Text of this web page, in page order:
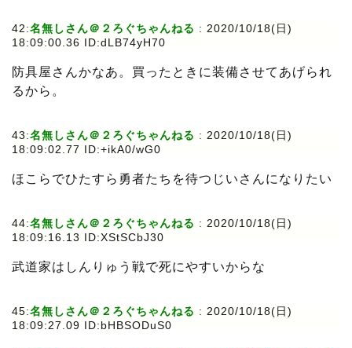
42:名無しさん＠２ろぐちゃんねる : 2020/10/18(日)
18:09:00.36 ID:dLB74yH70
防具屋さんかなあ。買ったときに装備させてあげられ
るから。
43:名無しさん＠２ろぐちゃんねる : 2020/10/18(日)
18:09:02.77 ID:+ikA0/wG0
ほこらでひたすら勇者たちを待つじいさんになりたい
44:名無しさん＠２ろぐちゃんねる : 2020/10/18(日)
18:09:16.13 ID:XStSCbJ30
武道家はしんりゅう戦で死にやすいからな
45:名無しさん＠２ろぐちゃんねる : 2020/10/18(日)
18:09:27.09 ID:bHBSODuS0